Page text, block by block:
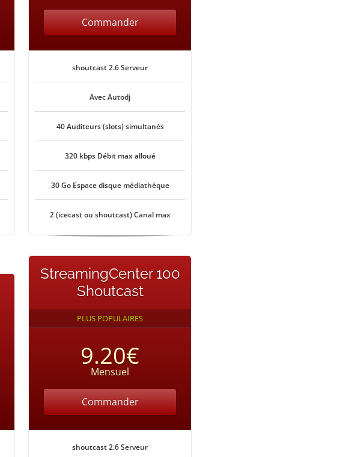
Commander
shoutcast 2.6 Serveur
Avec Autodj
40 Auditeurs (slots) simultanés
320 kbps Débit max alloué
30 Go Espace disque médiathèque
2 (icecast ou shoutcast) Canal max
StreamingCenter 100
Shoutcast
PLUS POPULAIRES
9.20€
Mensuel
Commander
shoutcast 2.6 Serveur